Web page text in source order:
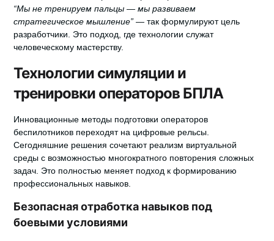
“Мы не тренируем пальцы — мы развиваем
стратегическое мышление” — так формулируют цель
разработчики. Это подход, где технологии служат
человеческому мастерству.
Технологии симуляции и
тренировки операторов БПЛА
Инновационные методы подготовки операторов
беспилотников переходят на цифровые рельсы.
Сегодняшние решения сочетают реализм виртуальной
среды с возможностью многократного повторения сложных
задач. Это полностью меняет подход к формированию
профессиональных навыков.
Безопасная отработка навыков под
боевыми условиями